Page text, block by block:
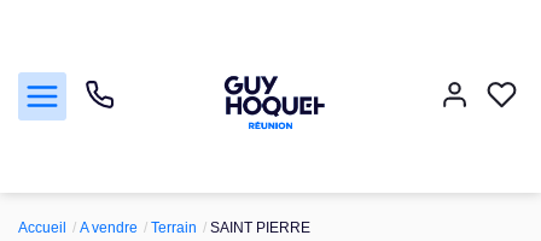
Accueil A vendre Terrain SAINT PIERRE